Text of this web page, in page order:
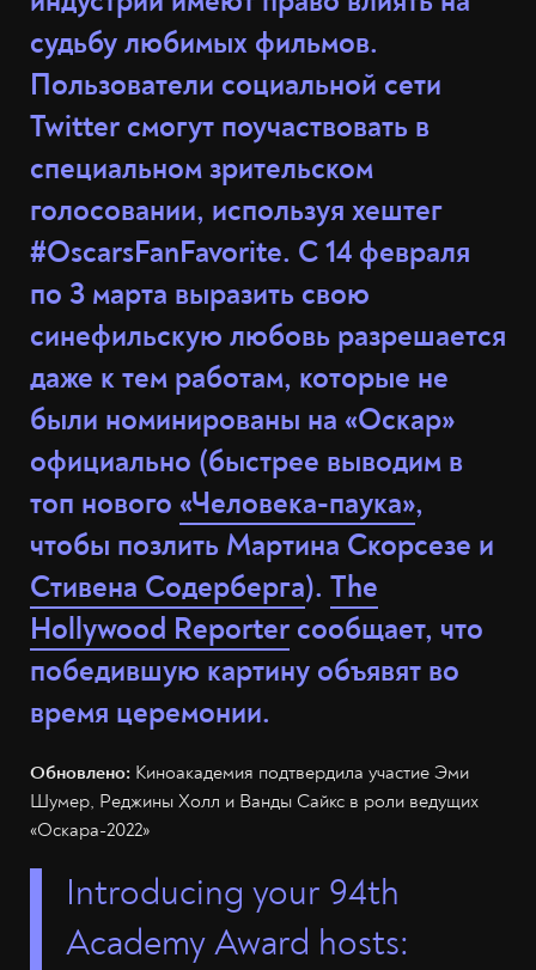
судьбу любимых фильмов.
Пользователи социальной сети
Twitter смогут поучаствовать в
специальном зрительском
голосовании, используя хештег
#OscarsFanFavorite. С 14 февраля
по 3 марта выразить свою
синефильскую любовь разрешается
даже к тем работам, которые не
были номинированы на «Оскар»
официально (быстрее выводим в
топ нового «Человека-паука»,
чтобы позлить Мартина Скорсезе и
Стивена Содерберга). The
Hollywood Reporter сообщает, что
победившую картину объявят во
время церемонии.
Обновлено: Киноакадемия подтвердила участие Эми
Шумер, Реджины Холл и Ванды Сайкс в роли ведущих
«Оскара-2022»
Introducing your 94th
Academy Award hosts: